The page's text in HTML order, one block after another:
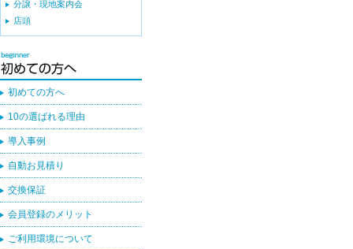
分譲・現地案内会
店頭
初めての方へ
10の選ばれる理由
導入事例
自動お見積り
交換保証
会員登録のメリット
ご利用環境について